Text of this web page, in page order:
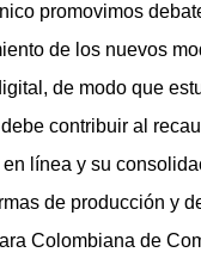
promovimos
de los nuevos
de modo que
contribuir al
línea y su
de producción y
Colombiana de